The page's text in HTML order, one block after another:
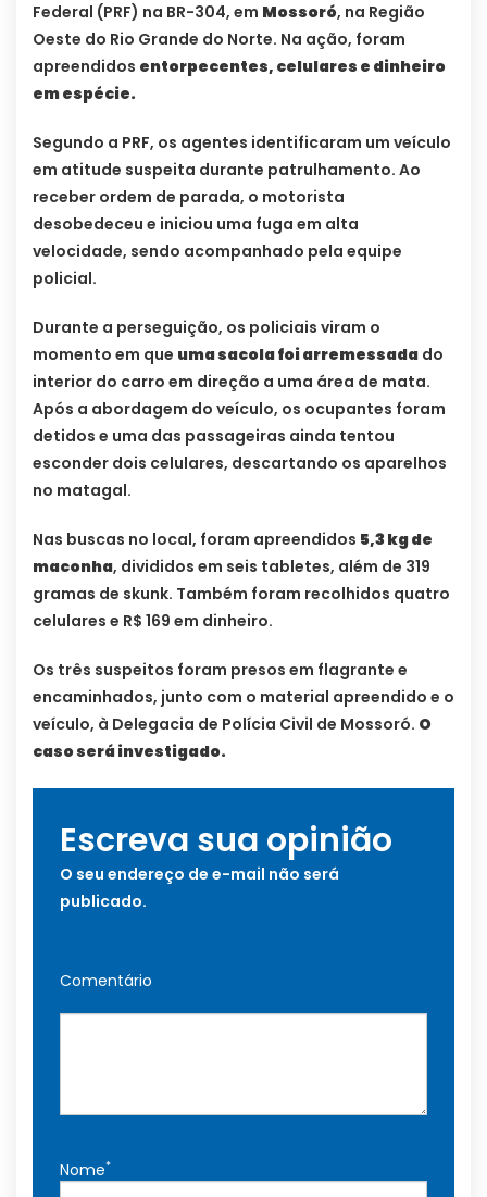
Federal (PRF) na BR-304, em Mossoró, na Região
Oeste do Rio Grande do Norte. Na ação, foram
apreendidos entorpecentes, celulares e dinheiro
em espécie.
Segundo a PRF, os agentes identificaram um veículo
em atitude suspeita durante patrulhamento. Ao
receber ordem de parada, o motorista
desobedeceu e iniciou uma fuga em alta
velocidade, sendo acompanhado pela equipe
policial.
Durante a perseguição, os policiais viram o
momento em que uma sacola foi arremessada do
interior do carro em direção a uma área de mata.
Após a abordagem do veículo, os ocupantes foram
detidos e uma das passageiras ainda tentou
esconder dois celulares, descartando os aparelhos
no matagal.
Nas buscas no local, foram apreendidos 5,3 kg de
maconha, divididos em seis tabletes, além de 319
gramas de skunk. Também foram recolhidos quatro
celulares e R$ 169 em dinheiro.
Os três suspeitos foram presos em flagrante e
encaminhados, junto com o material apreendido e o
veículo, à Delegacia de Polícia Civil de Mossoró. O
caso será investigado.
Escreva sua opinião
O seu endereço de e-mail não será
publicado.
Comentário
Nome*